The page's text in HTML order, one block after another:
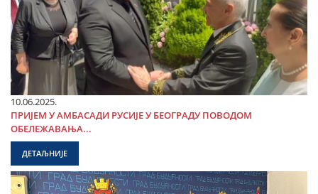
10.06.2025.
ПРИЈЕМ У АМБАСАДИ РУСИЈЕ У БЕОГРАДУ ПОВОДОМ
ОБЕЛЕЖАВАЊА...
ДЕТАЉНИЈЕ